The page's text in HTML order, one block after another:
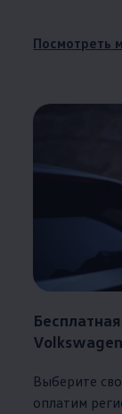
Посмотреть
Volkswagen
Выберите
оплатим